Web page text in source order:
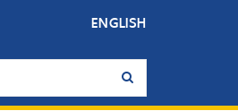
ENGLISH